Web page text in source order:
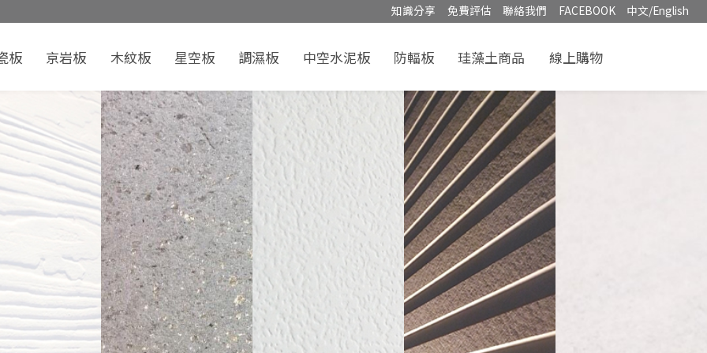
知識分享 免費評估 聯絡我們 FACEBOOK 中文/English
板 京岩板 木紋板 星空板 調濕板 中空水泥板 防輻板 珪藻土商品 線上購物